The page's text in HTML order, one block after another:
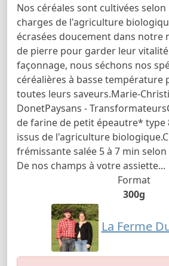
Nos céréales sont cultivées selon
charges de l'agriculture
écrasées doucement dans notre
de pierre pour garder leur
façonnage, nous séchons nos
céréalières à basse température
toutes leurs saveurs.Marie-
DonetPaysans -
de farine de petit épeautre* type
issus de l'agriculture
frémissante salée 5 à 7 min
De nos champs à votre assiette...
Format
300g
La Ferme